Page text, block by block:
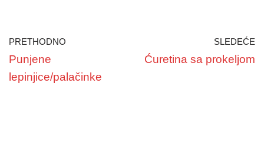
PRETHODNO
Punjene
lepinjice/palačinke
SLEDEĆE
Ćuretina sa prokeljom